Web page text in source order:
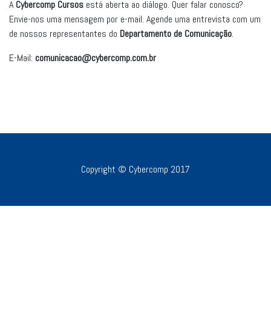
ACybercomp Cursos está aberta ao diálogo. Quer falar conosco?
Envie-nos uma mensagem por e-mail. Agende uma entrevista com um
de nossos representantes do Departamento de Comunicação.
E-Mail: comunicacao@cybercomp.com.br
Copyright © Cybercomp 2017